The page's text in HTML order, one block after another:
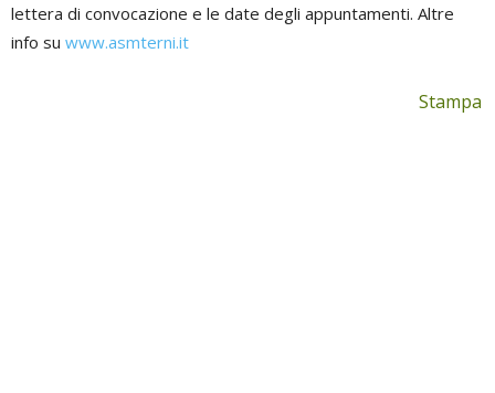
lettera di convocazione e le date degli appuntamenti. Altre
info su www.asmterni.it
Stampa